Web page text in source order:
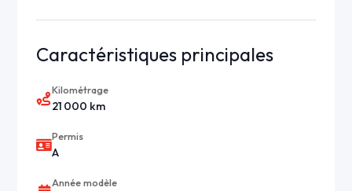
Caractéristiques principales
Kilométrage
21 000 km
Permis
A
Année modèle